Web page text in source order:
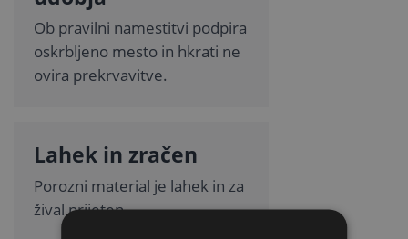
Ob pravilni namestitvi podpira
oskrbljeno mesto in hkrati ne
ovira prekrvavitve.
Lahek in zračen
Porozni material je lahek in za
žival prijeten.